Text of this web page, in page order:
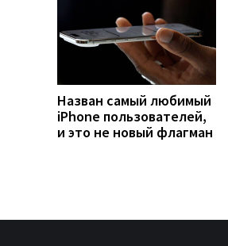
Назван самый любимый
iPhone пользователей,
и это не новый флагман